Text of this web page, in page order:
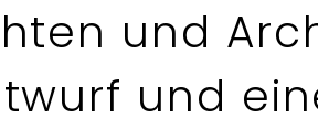
und
und